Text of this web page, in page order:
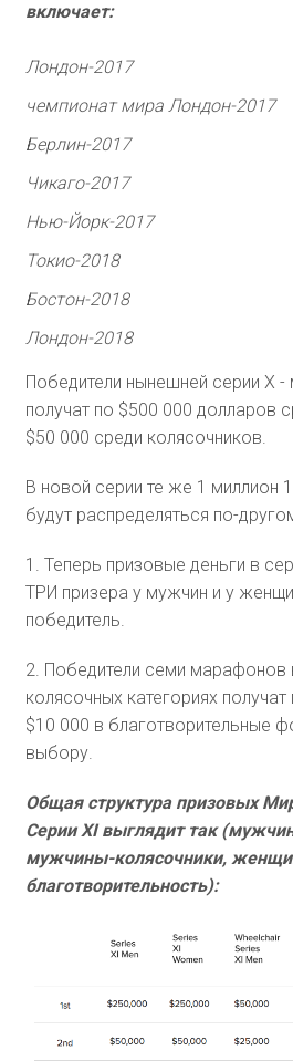
включает:
Лондон-2017
чемпионат мира Лондон-2017
Берлин-2017
Чикаго-2017
Нью-Йорк-2017
Токио-2018
Бостон-2018
Лондон-2018
Победители нынешней серии X
получат по $500 000 долларов
$50 000 среди колясочников.
В новой серии те же 1 миллион
будут распределяться по-
1. Теперь призовые деньги в
ТРИ призера у мужчин и у
победитель.
2. Победители семи марафонов
колясочных категориях
$10 000 в благотворительные
выбору.
Общая структура призовых
Серии XI выглядит так
мужчины-колясочники,
благотворительность):